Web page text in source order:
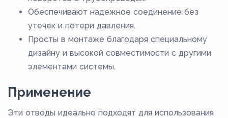
Обеспечивают надежное соединение без
утечек и потери давления.
Просты в монтаже благодаря специальному
дизайну и высокой совместимости с другими
элементами системы.
Применение
Эти отводы идеально подходят для использования